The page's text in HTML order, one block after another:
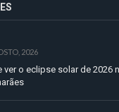
2026
ver o eclipse solar de 2026